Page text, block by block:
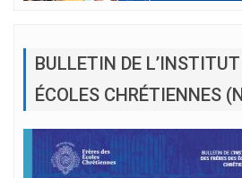
BULLETIN DE L’INSTITUT
ÉCOLES CHRÉTIENNES